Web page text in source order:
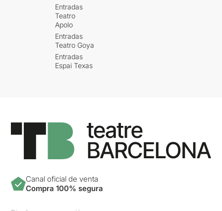
Entradas
Teatro
Apolo
Entradas
Teatro Goya
Entradas
Espai Texas
Canal oficial de venta
Compra 100% segura